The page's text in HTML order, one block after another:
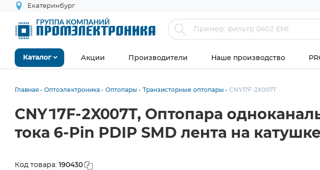
Екатеринбург
Каталог Акции Производители Наше производство
Главная Оптоэлектроника Оптопары Транзисторные оптопары CNY17F-2X007T
CNY17F-2X007T, Оптопара
тока 6-Pin PDIP SMD лента на катушке
Код товара: 190430